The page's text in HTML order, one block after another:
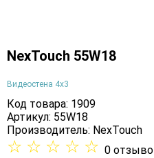
NexTouch 55W18
Видеостена 4х3
Код товара: 1909
Артикул: 55W18
Производитель: NexTouch
☆ ☆ ☆ ☆ ☆ 0